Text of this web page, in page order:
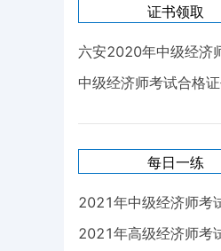
证书领取
六安2020年中级经济
中级经济师考试合格
每日一练
2021年中级经济师考
2021年高级经济师考